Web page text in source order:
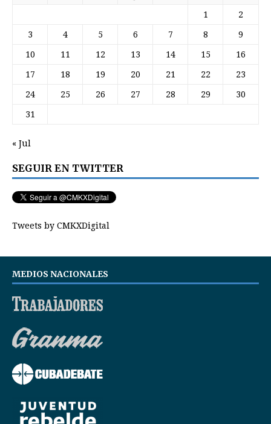
1 2
3 4 5 6 7 8 9
10 11 12 13 14 15 16
17 18 19 20 21 22 23
24 25 26 27 28 29 30
31
« Jul
SEGUIR EN TWITTER
Tweets by CMKXDigital
MEDIOS NACIONALES